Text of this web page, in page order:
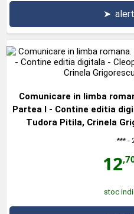
➤
Comunicare in limba
Partea I - Contine editia
Tudora Pitila, Crinela
***-
12
stoc